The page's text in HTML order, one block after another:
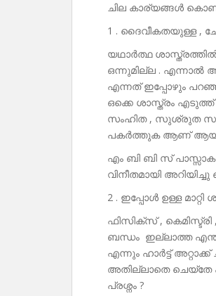
ചില കാര്യങ്ങൾ
1 . ദൈവീകതയുള്ള ,
യഥാർത്ഥ
ഒന്നുമില്ല . എന്നാൽ
എന്നത് ഇപ്പോഴും
ഒക്കെ ശാസ്ത്രം
സംഹിത , സുശ്രുത
പകർത്തുക ആണ്
എം ബി ബി സ്
വിനീതമായി അറിയിച്ചു
2 . ഇപ്പോൾ ഉള്ള
ഫിസിക്സ് , കെമിസ്ട്രി
ബന്ധം ഇല്ലാത്ത
എന്നും ഹാർട്ട്
അതില്ലാതെ ചെയ്തേ
പ്രശ്നം ?